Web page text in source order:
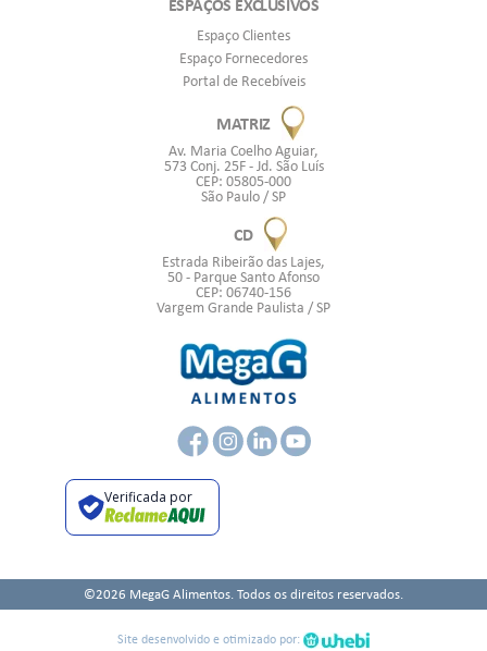
Espaço Clientes
Espaço Fornecedores
Portal de Recebíveis
MATRIZ
Av. Maria Coelho Aguiar,
573 Conj. 25F - Jd. São Luís
CEP: 05805-000
São Paulo / SP
CD
Estrada Ribeirão das Lajes,
50 - Parque Santo Afonso
CEP: 06740-156
Vargem Grande Paulista / SP
Verificada por
©2026 MegaG Alimentos. Todos os direitos reservados.
Site desenvolvido e otimizado por: